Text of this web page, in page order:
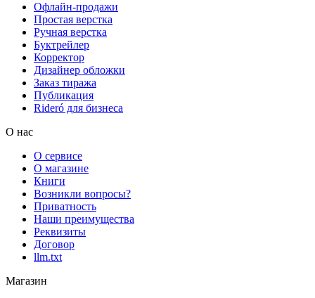
Офлайн-продажи
Простая верстка
Ручная верстка
Буктрейлер
Корректор
Дизайнер обложки
Заказ тиража
Публикация
Rideró для бизнеса
О нас
О сервисе
О магазине
Книги
Возникли вопросы?
Приватность
Наши преимущества
Реквизиты
Договор
llm.txt
Магазин